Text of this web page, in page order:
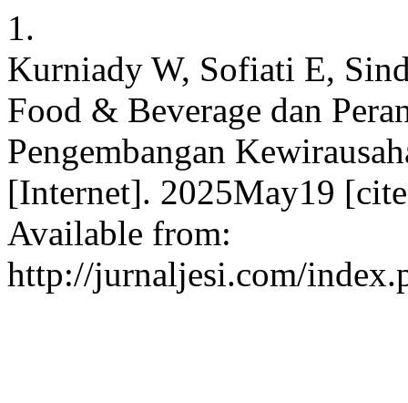
1.
Kurniady W, Sofiati E,
Food & Beverage dan
Pengembangan
[Internet]. 2025May19
Available from:
http://jurnaljesi.com/